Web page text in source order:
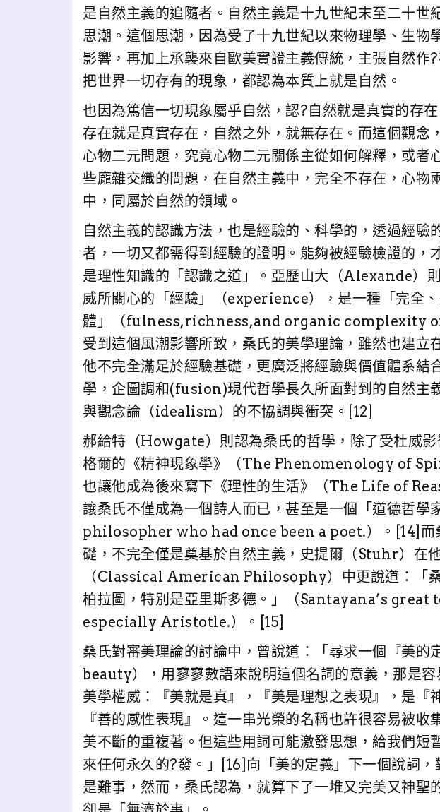
是自然主義的追隨者。自然主義是十九世紀末至二十世
思潮。這個思潮，因為受了十九世紀以來物理學、生物
影響，再加上承襲來自歐美實證主義傳統，主張自然作
把世界一切存有的現象，都認為本質上就是自然。
也因為篤信一切現象屬乎自然，認?自然就是真實的存
存在就是真實存在，自然之外，就無存在。而這個觀念
心物二元問題，究竟心物二元關係主從如何解釋，或者
些龐雜交織的問題，在自然主義中，完全不存在，心物
中，同屬於自然的領域。
自然主義的認識方法，也是經驗的、科學的，透過經驗
者，一切又都需得到經驗的證明。能夠被經驗檢證的，
是理性知識的「認識之道」。亞歷山大（Alexande）
威所關心的「經驗」（experience），是一種「完全
體」（fulness,richness,and organic complexity of
受到這個風潮影響所致，桑氏的美學理論，雖然也建立
他不完全滿足於經驗基礎，更廣泛將經驗與價值體系結
學，企圖調和(fusion)現代哲學長久所面對到的自然主
與觀念論（idealism）的不協調與衝突。[12]
郝給特（Howgate）則認為桑氏的哲學，除了受杜威
格爾的《精神現象學》（The Phenomenology of
也讓他成為後來寫下《理性的生活》（The Life of
讓桑氏不僅成為一個詩人而已，甚至是一個「道德哲
philosopher who had once been a poet.）。[14]而
礎，不完全僅是奠基於自然主義，史提爾（Stuhr）在
（Classical American Philosophy）中更說道：「
柏拉圖，特別是亞里斯多德。」（Santayana’s
especially Aristotle.）。[15]
桑氏對審美理論的討論中，曾說道：「尋求一個『美
beauty），用寥寥數語來說明這個名詞的意義，那是容
美學權威：『美就是真』，『美是理想之表現』，是『
『善的感性表現』。這一串光榮的名稱也許很容易被收
美不斷的重複著。但這些用詞可能激發思想，給我們短
來任何永久的?發。」[16]向「美的定義」下一個說詞
是難事，然而，桑氏認為，就算下了一堆又完美又神聖